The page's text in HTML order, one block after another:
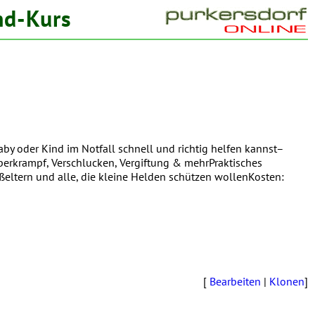
Kurs
oder Kind im Notfall schnell und richtig helfen kannst–
Verschlucken, Vergiftung & mehrPraktisches
und alle, die kleine Helden schützen wollenKosten:
[ Bearbeiten | Klonen]